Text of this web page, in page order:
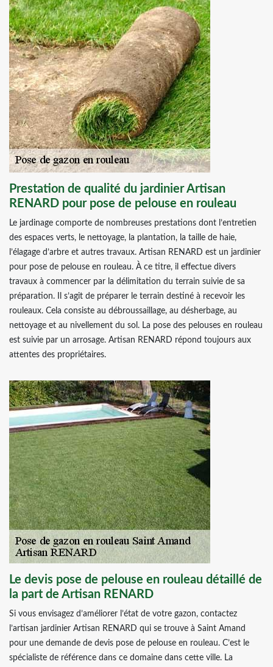
Prestation de qualité du jardinier Artisan
RENARD pour pose de pelouse en rouleau
Le jardinage comporte de nombreuses prestations dont l’entretien
des espaces verts, le nettoyage, la plantation, la taille de haie,
l’élagage d’arbre et autres travaux. Artisan RENARD est un jardinier
pour pose de pelouse en rouleau. À ce titre, il effectue divers
travaux à commencer par la délimitation du terrain suivie de sa
préparation. Il s’agit de préparer le terrain destiné à recevoir les
rouleaux. Cela consiste au débroussaillage, au désherbage, au
nettoyage et au nivellement du sol. La pose des pelouses en rouleau
est suivie par un arrosage. Artisan RENARD répond toujours aux
attentes des propriétaires.
Le devis pose de pelouse en rouleau détaillé de
la part de Artisan RENARD
Si vous envisagez d’améliorer l’état de votre gazon, contactez
l’artisan jardinier Artisan RENARD qui se trouve à Saint Amand
pour une demande de devis pose de pelouse en rouleau. C’est le
spécialiste de référence dans ce domaine dans cette ville. La